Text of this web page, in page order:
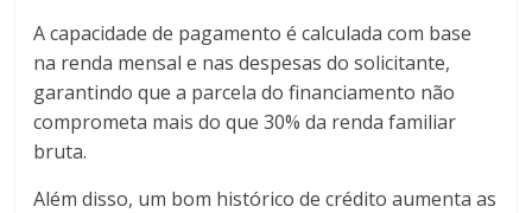
A capacidade de pagamento é calculada com base
na renda mensal e nas despesas do solicitante,
garantindo que a parcela do financiamento não
comprometa mais do que 30% da renda familiar
bruta.
Além disso, um bom histórico de crédito aumenta as